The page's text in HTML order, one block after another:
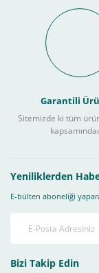
Garantili
Sitemizde ki tüm
Yeniliklerden
E-bülten aboneliği
Bizi Takip Edin